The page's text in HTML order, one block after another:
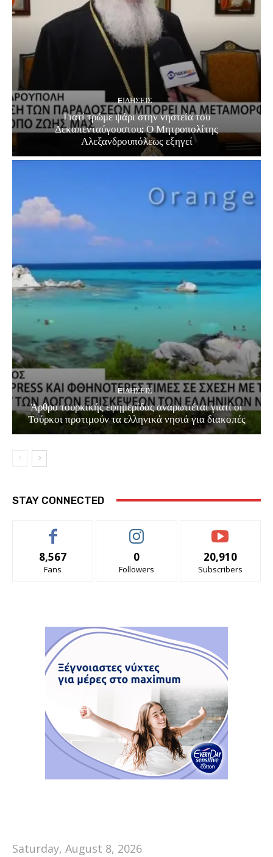
EΙΔΗΣΕΙΣ
Γιατί τρώμε ψάρι στην νηστεία του
Δεκαπενταύγουστου; Ο Μητροπολίτης
Αλεξανδρουπόλεως εξηγεί
EΙΔΗΣΕΙΣ
Άρθρο τουρκικής εφημερίδας αναρωτιέται γιατί οι
Τούρκοι προτιμούν τα ελληνικά νησιά για διακοπές
STAY CONNECTED
8,567
Fans
0
Followers
20,910
Subscribers
Saturday, August 8, 2026